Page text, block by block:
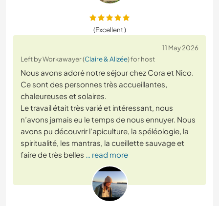
(Excellent )
11 May 2026
Left by Workawayer (Claire & Alizée) for host
Nous avons adoré notre séjour chez Cora et Nico.
Ce sont des personnes très accueillantes,
chaleureuses et solaires.
Le travail était très varié et intéressant, nous
n’avons jamais eu le temps de nous ennuyer. Nous
avons pu découvrir l’apiculture, la spéléologie, la
spiritualité, les mantras, la cueillette sauvage et
faire de très belles … read more